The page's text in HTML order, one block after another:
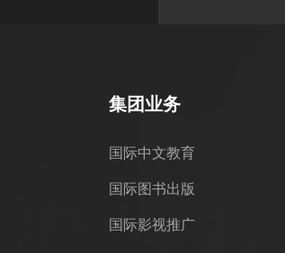
集团业务
国际中文教育
国际图书出版
国际影视推广